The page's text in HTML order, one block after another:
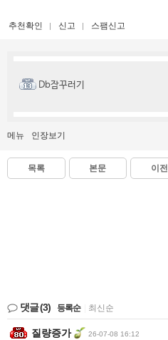
추천확인 신고 스팸신고
Db잠꾸러기
메뉴 인장보기
목록 본문 이전
댓글(3) 등록순 최신순
질량증가 26-07-08 16:12